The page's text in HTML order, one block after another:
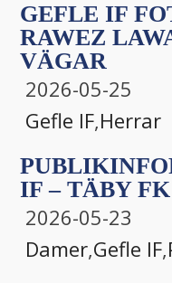
GEFLE IF
RAWEZ
VÄGAR
2026-05-25
Gefle IF,Herrar
IF – TÄBY FK
2026-05-23
Damer,Gefle IF,